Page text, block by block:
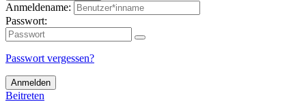
Anmeldename:
Passwort:
Passwort vergessen?
Anmelden
Beitreten